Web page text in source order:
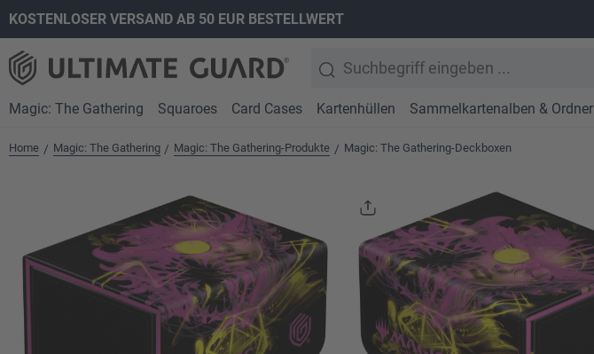
Zur Hauptnavigation springen
KOSTENLOSER VERSAND AB 50 EUR BESTELLWERT
Magic: The Gathering Squaroes Card Cases Kartenhüllen Sammelkartenalben & Ordner
Home / Magic: The Gathering / Magic: The Gathering-Produkte / Magic: The Gathering-Deckboxen